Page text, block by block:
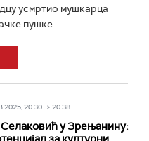
усмртио мушкарца
пушке...
20:30 -> 20:38
у Зрењанину: